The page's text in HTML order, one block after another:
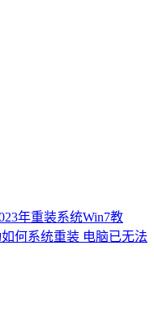
年重装系统Win7教
何系统重装 电脑已无法